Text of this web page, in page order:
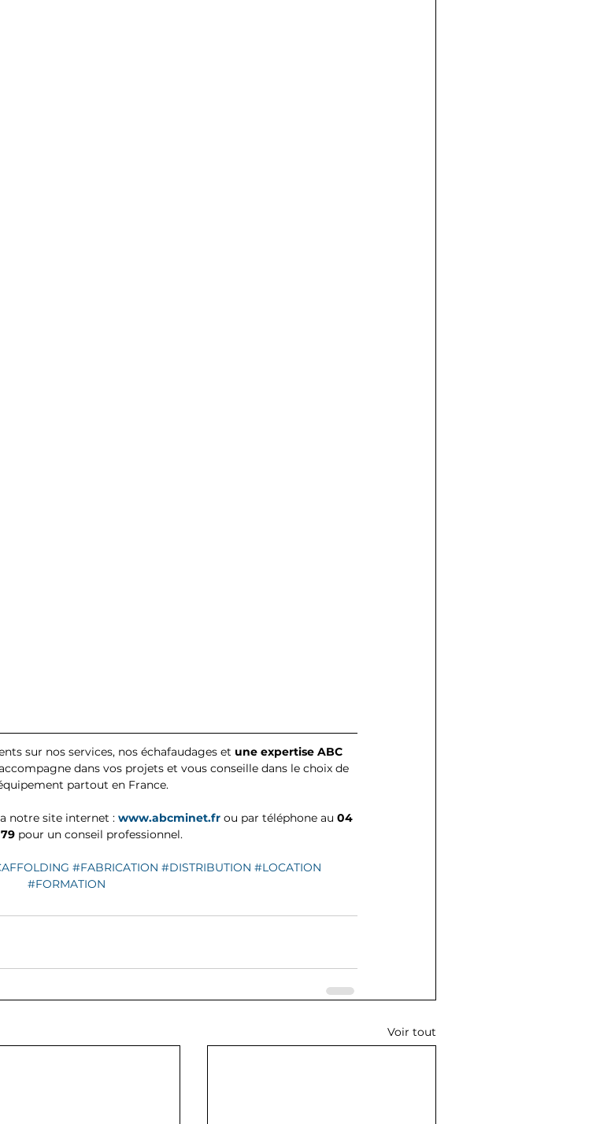
sur nos services, nos échafaudages et une expertise ABC
dans vos projets et vous conseille dans le choix de
partout en France.
notre site internet : www.abcminet.fr ou par téléphone au 04
pour un conseil professionnel.
#FABRICATION #DISTRIBUTION #LOCATION
#FORMATION
Voir tout